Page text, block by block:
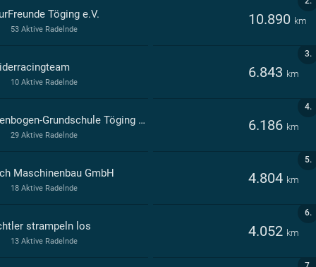
Töging e.V. 10.890 km
53 Aktive Radelnde
3.
6.843 km
10 Aktive Radelnde
4.
Regenbogen-Grundschule Töging a. Inn 6.186 km
29 Aktive Radelnde
5.
Maschinenbau GmbH 4.804 km
18 Aktive Radelnde
6.
strampeln los 4.052 km
13 Aktive Radelnde